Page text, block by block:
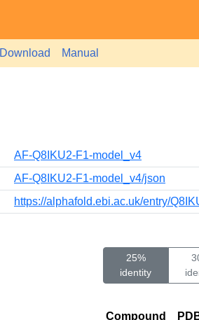
Download Manual
AF-Q8IKU2-F1-model_v4
AF-Q8IKU2-F1-model_v4/json
https://alphafold.ebi.ac.uk/entry/
25%
identity
Compound